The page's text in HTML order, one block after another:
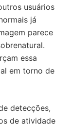
usuários
já
parece
essa
em torno de
detecções,
de atividade